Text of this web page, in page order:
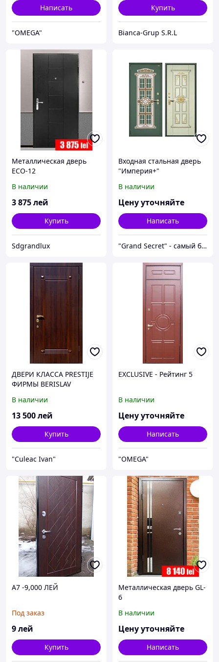
Написать
"OMEGA"
Купить
Bianca-Grup S.R.L
Металлическая дверь
ECO-12
В наличии
3 875лей
Купить
Sdgrandlux
Входная стальная дверь
"Империя+"
В наличии
Цену уточняйте
Написать
"Grand Secret" - cамый большой специализированный Showroom в Молдове
ДВЕРИ КЛАССА PRESTIJE
ФИРМЫ BERISLAV
В наличии
13 500лей
Купить
"Culeac Ivan"
EXCLUSIVE - Рейтинг 5
В наличии
Цену уточняйте
Написать
"OMEGA"
A7 -9,000 ЛЕЙ
Под заказ
9лей
Купить
Металлическая дверь GL-
6
В наличии
Цену уточняйте
Написать